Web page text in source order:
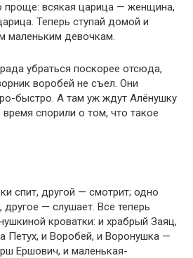
проще: всякая царица — женщина,
Теперь ступай домой и
маленьким девочкам.
убраться поскорее отсюда,
воробей не съел. Они
быстро. А там уж ждут Алёнушку
спорили о том, что такое
спит, другой — смотрит; одно
— слушает. Все теперь
кроватки: и храбрый Заяц,
Петух, и Воробей, и Воронушка —
Ершович, и маленькая-